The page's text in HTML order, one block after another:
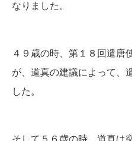
なりました。
４９歳の時、第１８回遣唐
が、道真の建議によって、
した。
そして５６歳の時、道真は